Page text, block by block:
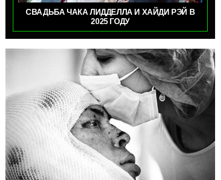
СВАДЬБА ЧАКА ЛИДДЕЛЛА И ХАЙДИ РЭЙ В
2025 ГОДУ